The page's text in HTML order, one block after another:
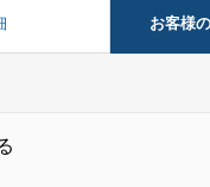
お客様